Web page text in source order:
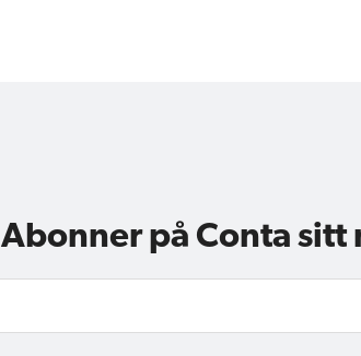
Abonner på Conta sitt